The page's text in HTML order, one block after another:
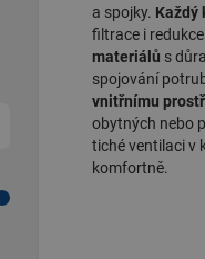
a spojky. Každý
filtrace i
materiálů s
spojování
vnitřnímu
obytných nebo
tiché ventilaci v
komfortně.